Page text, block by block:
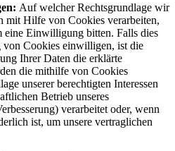
Auf welcher Rechtsgrundlage wir
mit Hilfe von Cookies verarbeiten,
eine Einwilligung bitten. Falls dies
Cookies einwilligen, ist die
Ihrer Daten die erklärte
die mithilfe von Cookies
unserer berechtigten Interessen
Betrieb unseres
verarbeitet oder, wenn
ist, um unsere vertraglichen